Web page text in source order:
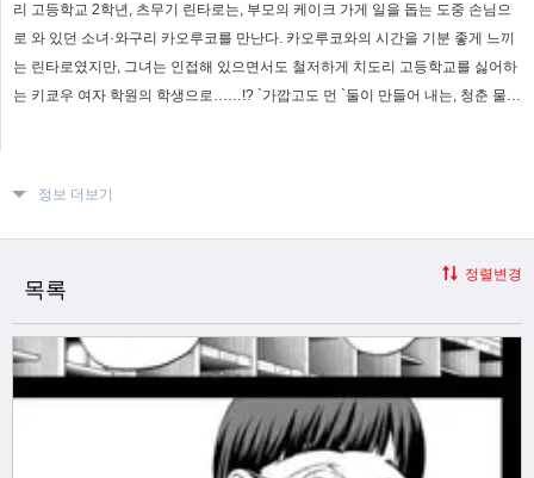
리 고등학교 2학년, 츠무기 린타로는, 부모의 케이크 가게 일을 돕는 도중 손님으
로 와 있던 소녀·와구리 카오루코를 만난다. 카오루코와의 시간을 기분 좋게 느끼
는 린타로였지만, 그녀는 인접해 있으면서도 철저하게 치도리 고등학교를 싫어하
는 키쿄우 여자 학원의 학생으로……!? `가깝고도 먼 `둘이 만들어 내는, 청춘 물들
정보 더보기
목록
정렬변경